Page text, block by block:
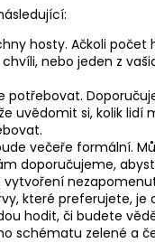
hosty. Ačkoli
nebo jeden z
potřebovat.
uvědomit si, kolik lidí
večeře formální.
doporučujeme,
které preferujete,
hodit, či budete
schématu zelené a